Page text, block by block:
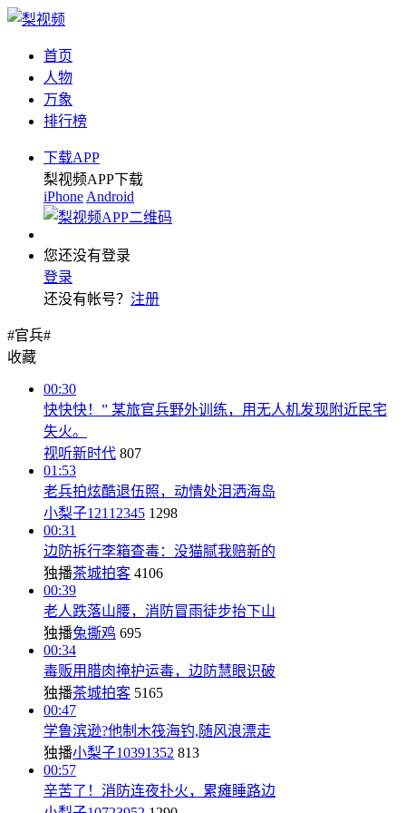
首页
人物
万象
排行榜
下载APP
梨视频APP下载
iPhone Android
您还没有登录
登录
还没有帐号？ 注册
#官兵#
收藏
00:30
快快快！” 某旅官兵野外训练，用无人机发现附近民宅
失火。
视听新时代 807
01:53
老兵拍炫酷退伍照，动情处泪洒海岛
小梨子12112345 1298
00:31
边防拆行李箱查毒：没猫腻我赔新的
独播茶城拍客 4106
00:39
老人跌落山腰，消防冒雨徒步抬下山
独播兔撕鸡 695
00:34
毒贩用腊肉掩护运毒，边防慧眼识破
独播茶城拍客 5165
00:47
学鲁滨逊?他制木筏海钓,随风浪漂走
独播小梨子10391352 813
00:57
辛苦了！消防连夜扑火，累瘫睡路边